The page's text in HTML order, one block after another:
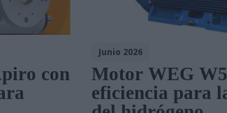
con
Junio 2026
Motor WEG
eficiencia para